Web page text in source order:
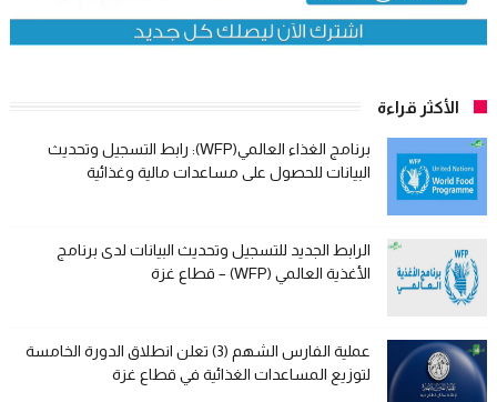
الأكثر قراءة
برنامج الغذاء العالمي(WFP): رابط التسجيل وتحديث
البيانات للحصول على مساعدات مالية وغذائية
الرابط الجديد للتسجيل وتحديث البيانات لدى برنامج
الأغذية العالمي (WFP) – قطاع غزة
عملية الفارس الشهم (3) تعلن انطلاق الدورة الخامسة
لتوزيع المساعدات الغذائية في قطاع غزة